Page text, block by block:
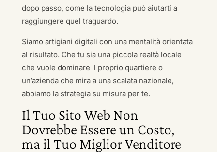
dopo passo, come la tecnologia può aiutarti a
raggiungere quel traguardo.
Siamo artigiani digitali con una mentalità orientata
al risultato. Che tu sia una piccola realtà locale
che vuole dominare il proprio quartiere o
un’azienda che mira a una scalata nazionale,
abbiamo la strategia su misura per te.
Il Tuo Sito Web Non
Dovrebbe Essere un Costo,
ma il Tuo Miglior Venditore